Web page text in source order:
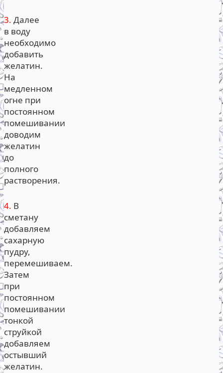
3. Далее
в воду
необходимо
добавить
желатин.
На
медленном
огне при
постоянном
помешивании
доводим
желатин
до
полного
растворения.
4. В
сметану
добавляем
сахарную
пудру,
перемешиваем.
Затем
при
постоянном
помешивании
тонкой
струйкой
добавляем
остывший
желатин.